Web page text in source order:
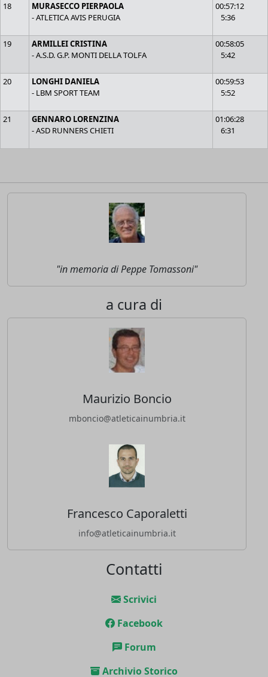
18
MURASECCO PIERPAOLA
- ATLETICA AVIS PERUGIA
00:57:12
5:36
19
ARMILLEI CRISTINA
- A.S.D. G.P. MONTI DELLA TOLFA
00:58:05
5:42
20
LONGHI DANIELA
- LBM SPORT TEAM
00:59:53
5:52
21
GENNARO LORENZINA
- ASD RUNNERS CHIETI
01:06:28
6:31
"in memoria di Peppe Tomassoni"
a cura di
Maurizio Boncio
mboncio@atleticainumbria.it
Francesco Caporaletti
info@atleticainumbria.it
Contatti
Scrivici
Facebook
Forum
Archivio Storico